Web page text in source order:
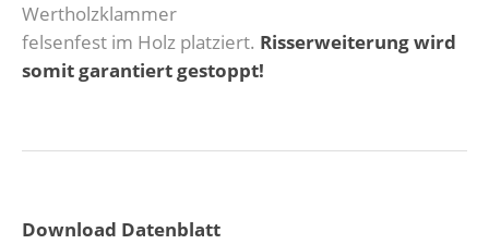
Wertholzklammer
felsenfest im Holz platziert. Risserweiterung wird
somit garantiert gestoppt!
Download Datenblatt